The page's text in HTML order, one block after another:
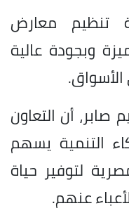
تنظيم معارض
وبجودة عالية
صابر، أن التعاون
التنمية يسهم
لتوفير حياة
عنهم.